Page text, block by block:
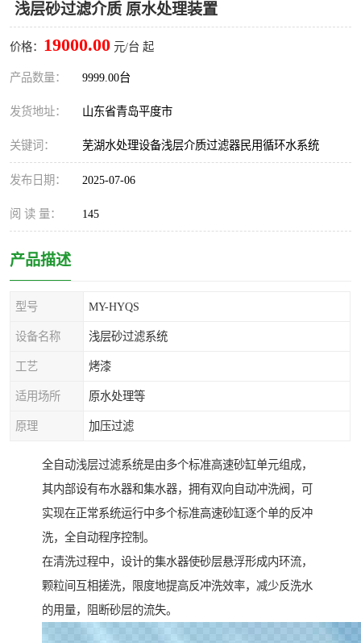
浅层砂过滤介质 原水处理装置
价格： 19000.00 元/台 起
产品数量： 9999.00台
发货地址： 山东省青岛平度市
关键词： 芜湖水处理设备浅层介质过滤器民用循环水系统
发布日期： 2025-07-06
阅 读 量： 145
产品描述
型号 MY-HYQS
设备名称 浅层砂过滤系统
工艺 烤漆
适用场所 原水处理等
原理 加压过滤
全自动浅层过滤系统是由多个标准高速砂缸单元组成，
其内部设有布水器和集水器，拥有双向自动冲洗阀，可
实现在正常系统运行中多个标准高速砂缸逐个单的反冲
洗，全自动程序控制。
在清洗过程中，设计的集水器使砂层悬浮形成内环流，
颗粒间互相搓洗，限度地提高反冲洗效率，减少反洗水
的用量，阻断砂层的流失。
真空冲洗设备 翻转式堰门
水平自清洗格栅